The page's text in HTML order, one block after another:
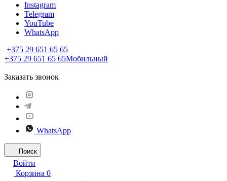
Instagram
Telegram
YouTube
WhatsApp
+375 29 651 65 65
+375 29 651 65 65Мобильный
Заказать звонок
WhatsApp
Поиск
Войти
Корзина 0